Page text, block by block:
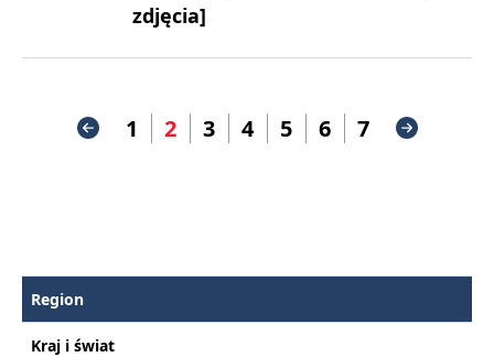
zdjęcia]
1 2 3 4 5 6 7
Region
Kraj i świat